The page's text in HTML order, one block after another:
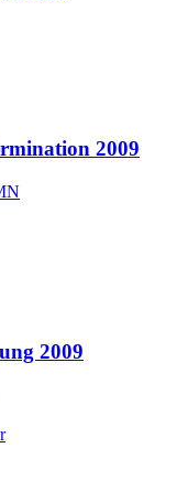
2009
2009